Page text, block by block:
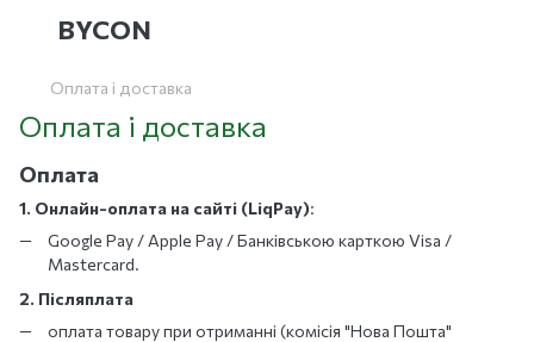
BYCON
Оплата і доставка
Оплата і доставка
Оплата
1. Онлайн-оплата на сайті (LiqPay):
Google Pay / Apple Pay / Банківською карткою Visa /
Mastercard.
2. Післяплата
оплата товару при отриманні (комісія "Нова Пошта"